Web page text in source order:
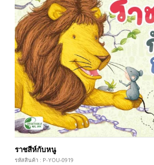
ราชสีห์กับหนู
รหัสสินค้า : P-YOU-0919